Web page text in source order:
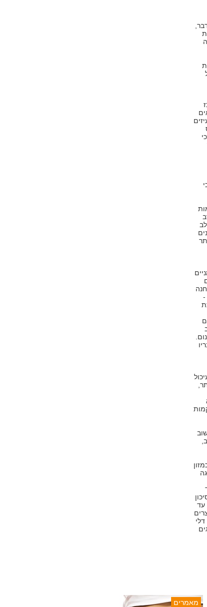
חלב
-
למחלות לב להוסיף לתזונתם הקבועה, לדוגמא גבינות עיזים , ב- 3 עד
מוצרים
מאמרים